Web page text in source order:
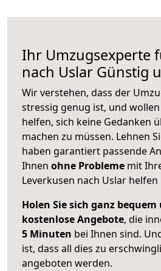
Ihr Umzugsexperte
nach Uslar Günstig
Wir verstehen, dass der
stressig genug ist, und
helfen, sich keine Gedanken
machen zu müssen. Lehnen
haben garantiert passende
Ihnen ohne Probleme mit
Leverkusen nach Uslar helfen
Holen Sie sich ganz
kostenlose Angebote, die
5 Minuten bei Ihnen sind.
ist, dass all dies zu
angeboten werden.